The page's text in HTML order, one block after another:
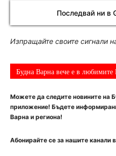
Последвай ни в
Изпращайте своите сигнали
Будна Варна вече е в
Можете да следите новините на
приложение! Бъдете
Варна и региона!
Абонирайте се за нашите канали